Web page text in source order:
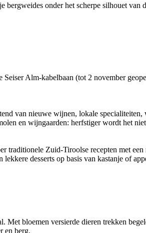
onder het scherpe silhouet van
Alm-kabelbaan (tot 2 november
van nieuwe wijnen, lokale specialiteiten,
en wijngaarden: herfstiger wordt het
traditionele Zuid-Tiroolse recepten met een
desserts op basis van kastanje of
Met bloemen versierde dieren trekken
en berg.